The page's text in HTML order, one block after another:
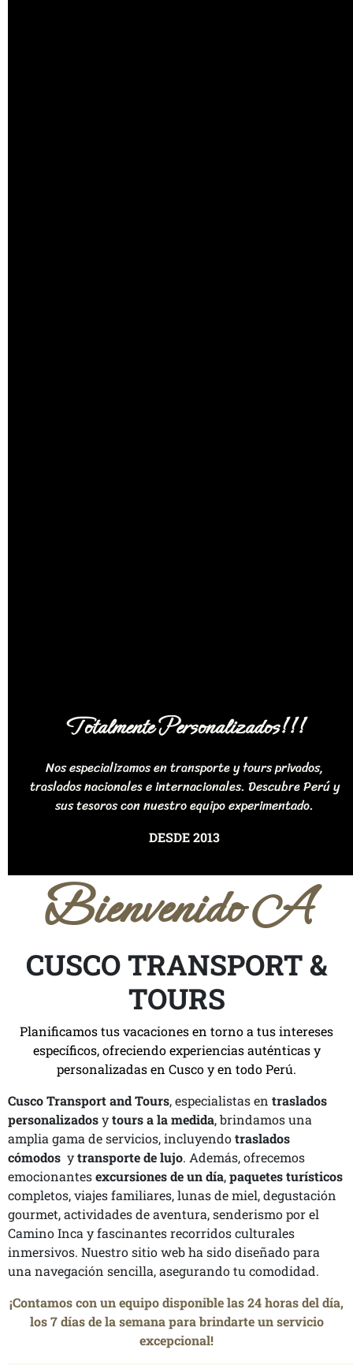
Totalmente Personalizados!!!
Nos especializamos en transporte y tours privados,
traslados nacionales e internacionales. Descubre Perú y
sus tesoros con nuestro equipo experimentado.
DESDE 2013
Bienvenido A
CUSCO TRANSPORT &
TOURS
Planificamos tus vacaciones en torno a tus intereses
específicos, ofreciendo experiencias auténticas y
personalizadas en Cusco y en todo Perú.
Cusco Transport and Tours, especialistas en traslados
personalizadosytours a la medida, brindamos una
amplia gama de servicios, incluyendotraslados
cómodos ytransporte de lujo. Además, ofrecemos
emocionantesexcursiones de un día,paquetes turísticos
completos, viajes familiares, lunas de miel, degustación
gourmet, actividades de aventura, senderismo por el
Camino Inca y fascinantes recorridos culturales
inmersivos. Nuestro sitio web ha sido diseñado para
una navegación sencilla, asegurando tu comodidad.
¡Contamos con un equipo disponible las 24 horas del día,
los 7 días de la semana para brindarte un servicio
excepcional!